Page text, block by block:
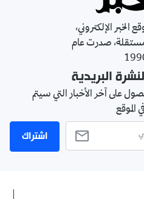
الخبر الإلكتروني،
مستقلة، صدرت عام
البريدية
على آخر الأخبار التي سيتم
الموقع
اشتراك